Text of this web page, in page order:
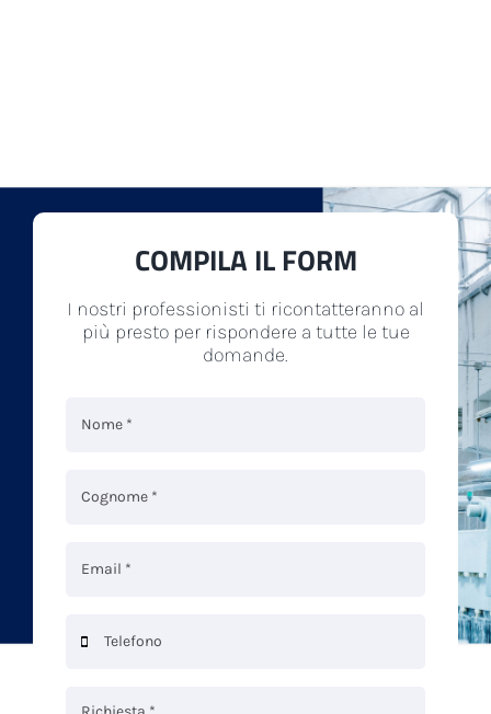
COMPILA IL FORM
I nostri professionisti ti ricontatteranno al
più presto per rispondere a tutte le tue
domande.